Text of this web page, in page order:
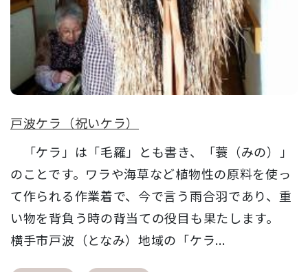
戸波ケラ（祝いケラ）
「ケラ」は「毛羅」とも書き、「蓑（みの）」
のことです。ワラや海草など植物性の原料を使っ
て作られる作業着で、今で言う雨合羽であり、重
い物を背負う時の背当ての役目も果たします。
横手市戸波（となみ）地域の「ケラ...